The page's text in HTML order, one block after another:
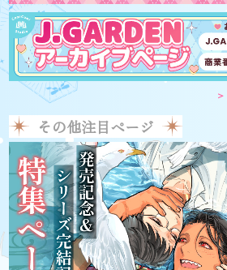
その他注目ページ